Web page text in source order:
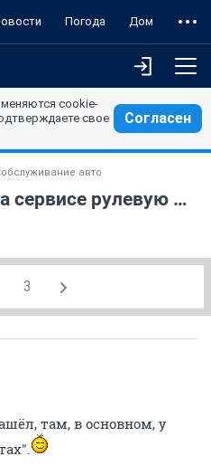
Погода Дом
cookie-
свое
Согласен
авто
Могли ли сломать на сервисе рулевую рейку?
3
там, в основном, у